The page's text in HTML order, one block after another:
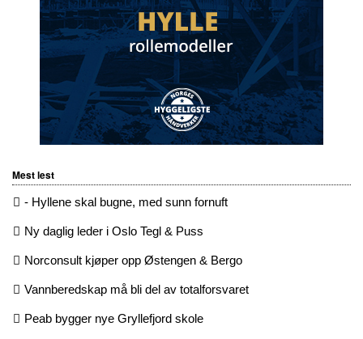
Mest lest
- Hyllene skal bugne, med sunn fornuft
Ny daglig leder i Oslo Tegl & Puss
Norconsult kjøper opp Østengen & Bergo
Vannberedskap må bli del av totalforsvaret
Peab bygger nye Gryllefjord skole